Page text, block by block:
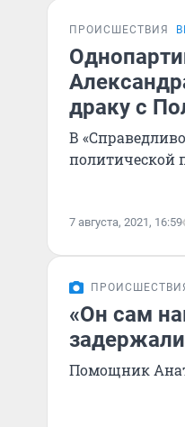
ПРОИСШЕСТВИЯ
драку с
В
политической
7 августа, 2021, 16:59
«Он сам
Помощник